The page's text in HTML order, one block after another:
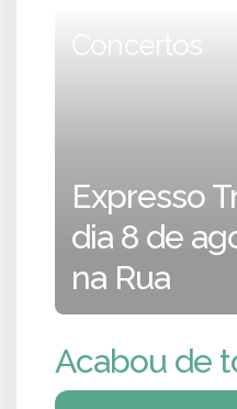
Concertos
Expresso
dia 8 de
na Rua
Acabou de